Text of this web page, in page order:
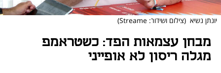
יונתן נשיא (צילום ושידור: Streame)
מבחן עצמאות הפד: כשטראמפ
מגלה ריסון לא אופייני